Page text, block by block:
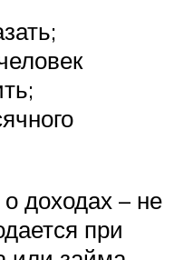
доходах – не
при